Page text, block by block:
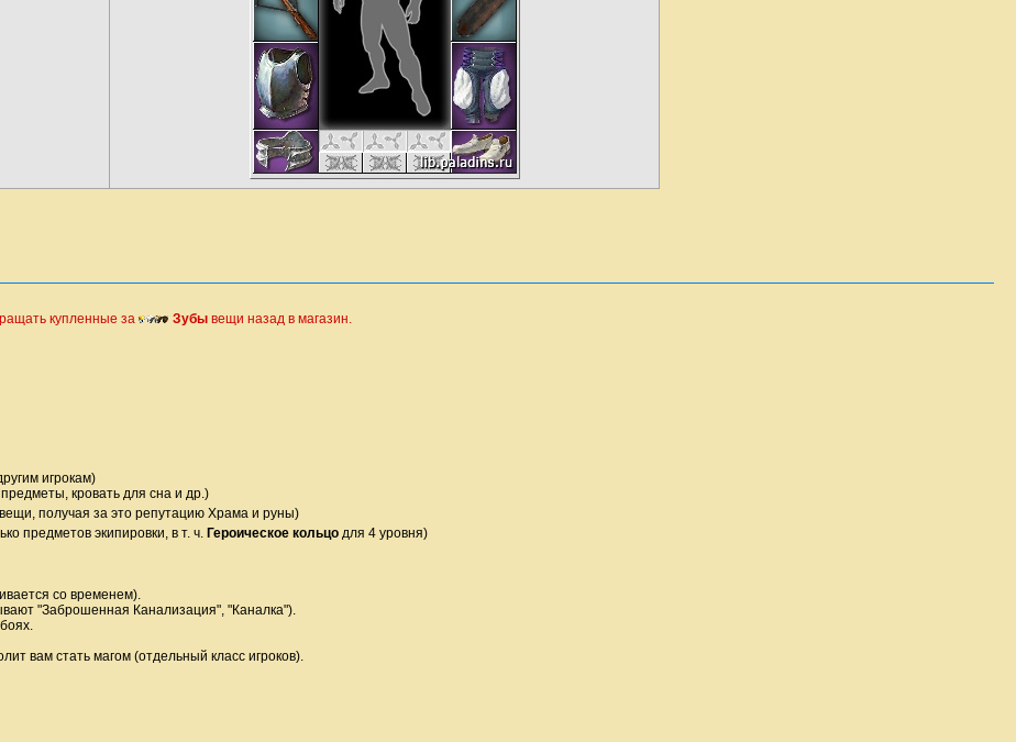
купленные за
Зубы вещи назад в магазин.
игрокам)
кровать для сна и др.)
получая за это репутацию Храма и руны)
предметов экипировки, в т. ч. Героическое кольцо для 4 уровня)
со временем).
"Заброшенная Канализация", "Каналка").
вам стать магом (отдельный класс игроков).